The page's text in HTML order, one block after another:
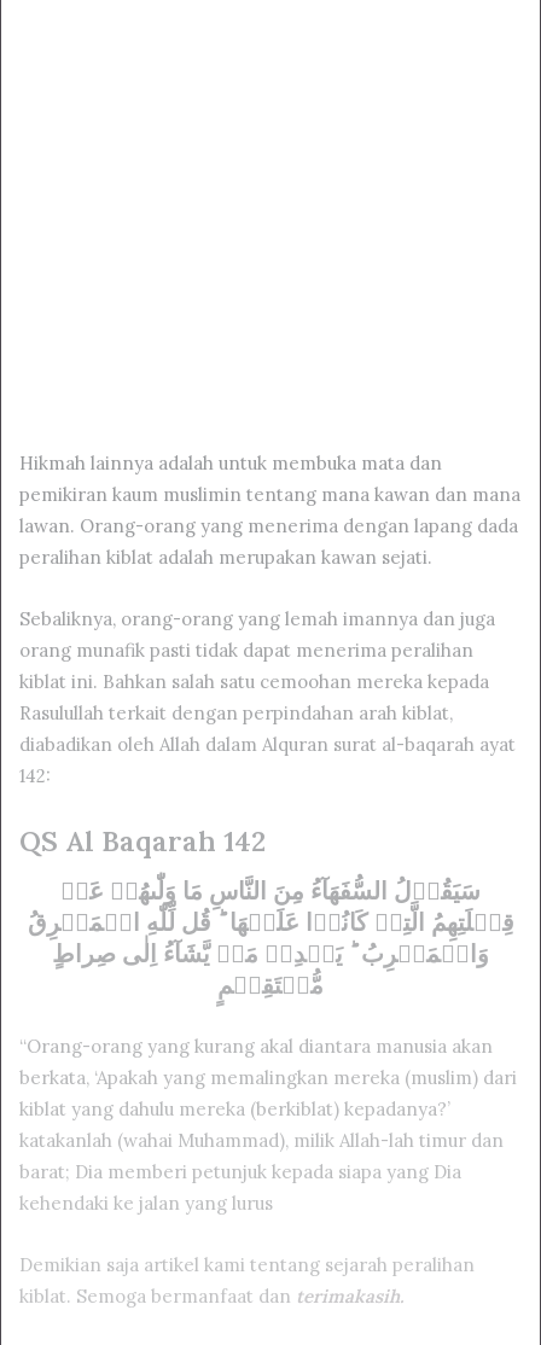
Hikmah lainnya adalah untuk membuka mata dan
pemikiran kaum muslimin tentang mana kawan dan mana
lawan. Orang-orang yang menerima dengan lapang dada
peralihan kiblat adalah merupakan kawan sejati.
Sebaliknya, orang-orang yang lemah imannya dan juga
orang munafik pasti tidak dapat menerima peralihan
kiblat ini. Bahkan salah satu cemoohan mereka kepada
Rasulullah terkait dengan perpindahan arah kiblat,
diabadikan oleh Allah dalam Alquran surat al-baqarah ayat
142:
QS Al Baqarah 142
سَيَقُوۡلُ السُّفَهَآءُ مِنَ النَّاسِ مَا وَلّٰٮهُمۡ عَنۡ
قِبۡلَتِهِمُ الَّتِىۡ كَانُوۡا عَلَيۡهَا ‌ؕ قُل لِّلّٰهِ الۡمَشۡرِقُ
وَالۡمَغۡرِبُ ؕ يَهۡدِىۡ مَنۡ يَّشَآءُ اِلٰى صِراطٍ
مُّسۡتَقِيۡمٍ
“Orang-orang yang kurang akal diantara manusia akan
berkata, ‘Apakah yang memalingkan mereka (muslim) dari
kiblat yang dahulu mereka (berkiblat) kepadanya?’
katakanlah (wahai Muhammad), milik Allah-lah timur dan
barat; Dia memberi petunjuk kepada siapa yang Dia
kehendaki ke jalan yang lurus
Demikian saja artikel kami tentang sejarah peralihan
kiblat. Semoga bermanfaat dan terimakasih.